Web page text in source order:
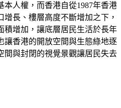
本人權，而香港自從1987年香港
長、樓層高度不斷增加之下，
積增加，讓底層居民生活於長年
讓香港的開放空間與生態綠地逐
間與封閉的視覺景觀讓居民失去